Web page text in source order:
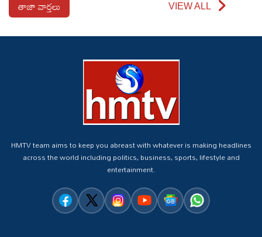
తాజా వార్తలు VIEW ALL
HMTV team aims to keep you abreast with whatever is making headlines
across the world including politics, business, sports, lifestyle and
entertainment.